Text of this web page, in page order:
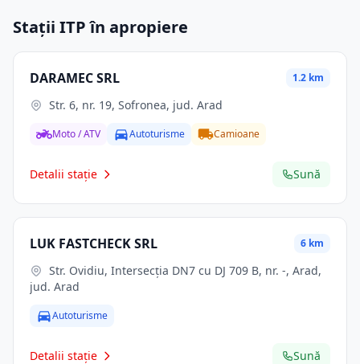
Stații ITP în apropiere
DARAMEC SRL 1.2 km
Str. 6, nr. 19, Sofronea, jud. Arad
Moto / ATV Autoturisme Camioane
Detalii stație Sună
LUK FASTCHECK SRL 6 km
jud. Arad
Autoturisme
Detalii stație Sună